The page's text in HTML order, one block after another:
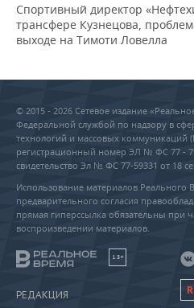
Спортивный директор
трансфере Кузнецова,
выходе на Тимоти Ловелла
© 2015 - 2026 Сетевое издание
Федеральной службой по надзору в
технологий и массовых коммуникаций
регистрационный номер ЭЛ № ФС 77 -
свидетельство Эл № ФС 77-59331 от 18
Использование материалов Реального
предварительного согласия
прямая гиперссылка обязательны при
воспроизведении материалов.
18+
РЕДАКЦИЯ